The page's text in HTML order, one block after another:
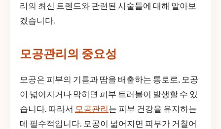
리의 최신 트렌드와 관련된 시술들에 대해 알아보
겠습니다.
모공관리의 중요성
모공은 피부의 기름과 땀을 배출하는 통로로, 모공
이 넓어지거나 막히면 피부 트러블이 발생할 수 있
습니다. 따라서 모공관리는 피부 건강을 유지하는
데 필수적입니다. 모공이 넓어지면 피부가 거칠어